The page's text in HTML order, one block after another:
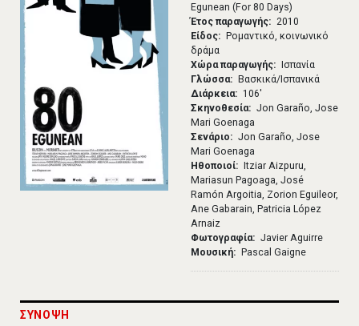
ΣΥΝΟΨΗ
Egunean (For 80 Days)
Έτος παραγωγής
2010
Είδος
Ρομαντικό, κοινωνικό
δράμα
Χώρα παραγωγής
Ισπανία
Γλώσσα
Βασκικά/Ισπανικά
Διάρκεια
106′
Σκηνοθεσία
Jon Garaño, Jose
Mari Goenaga
Σενάριο
Jon Garaño, Jose
Mari Goenaga
Ηθοποιοί
Itziar Aizpuru,
Mariasun Pagoaga, José
Ramón Argoitia, Zorion Eguileor,
Ane Gabarain, Patricia López
Arnaiz
Φωτογραφία
Javier Aguirre
Μουσική
Pascal Gaigne